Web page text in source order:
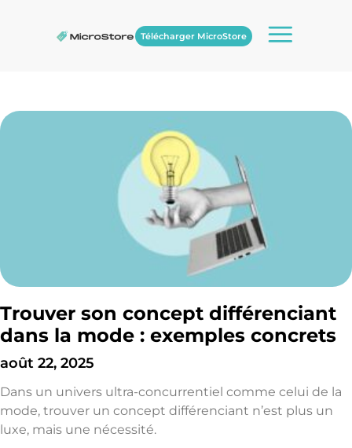
Télécharger MicroStore
Trouver son concept différenciant
dans la mode : exemples concrets
août 22, 2025
Dans un univers ultra-concurrentiel comme celui de la
mode, trouver un concept différenciant n’est plus un
luxe, mais une nécessité.